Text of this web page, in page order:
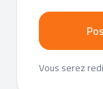
Vous serez